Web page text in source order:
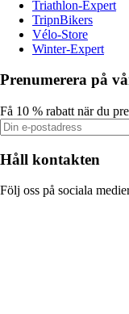
Triathlon-Expert
TripnBikers
Vélo-Store
Winter-Expert
Prenumerera på
Få 10 % rabatt när du
Håll kontakten
Följ oss på sociala